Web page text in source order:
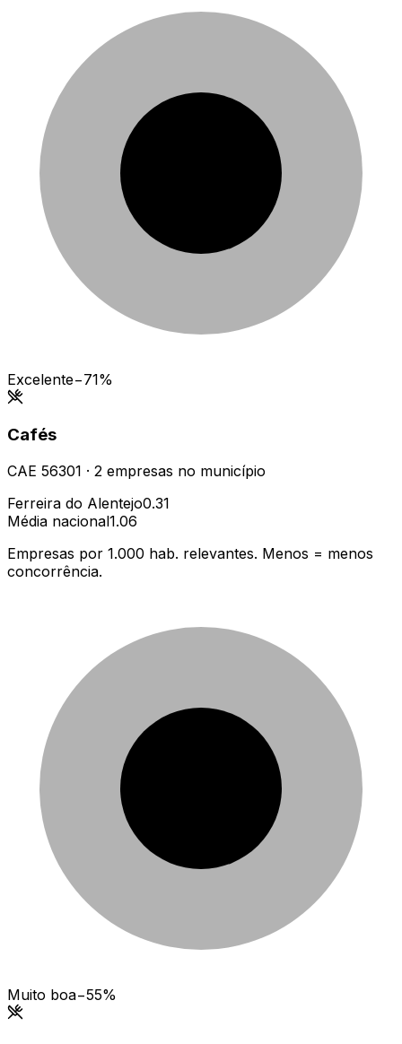
Excelente−71%
Cafés
CAE 56301 · 2 empresas no município
Ferreira do Alentejo0.31
Média nacional1.06
Empresas por 1.000 hab. relevantes. Menos = menos
concorrência.
Muito boa−55%